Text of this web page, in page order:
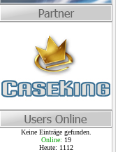
Keine Einträge gefunden.
Online: 19
Heute: 1112